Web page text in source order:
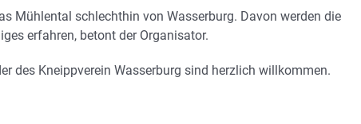
Mühlental schlechthin von Wasserburg. Davon werden die
erfahren, betont der Organisator.
des Kneippverein Wasserburg sind herzlich willkommen.